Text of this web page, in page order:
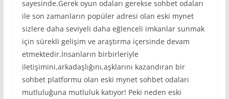
sayesinde.Gerek oyun odaları gerekse sohbet odaları
ile son zamanların popüler adresi olan eski mynet
sizlere daha seviyeli daha eğlenceli imkanlar sunmak
için sürekli gelişim ve araştırma içersinde devam
etmektedir.İnsanların birbirleriyle
iletişimini,arkadaşlığını,aşklarını kazandıran bir
sohbet platformu olan eski mynet sohbet odaları
mutluluğuna mutluluk katıyor! Peki neden eski